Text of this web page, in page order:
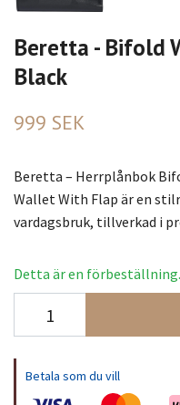
Beretta - Bifold
Black
999 SEK
Beretta – Herrplånbok
Wallet With Flap är en
vardagsbruk, tillverkad i
Detta är en
Betala som du vill